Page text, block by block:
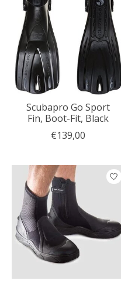
Scubapro Go Sport
Fin, Boot-Fit, Black
€139,00